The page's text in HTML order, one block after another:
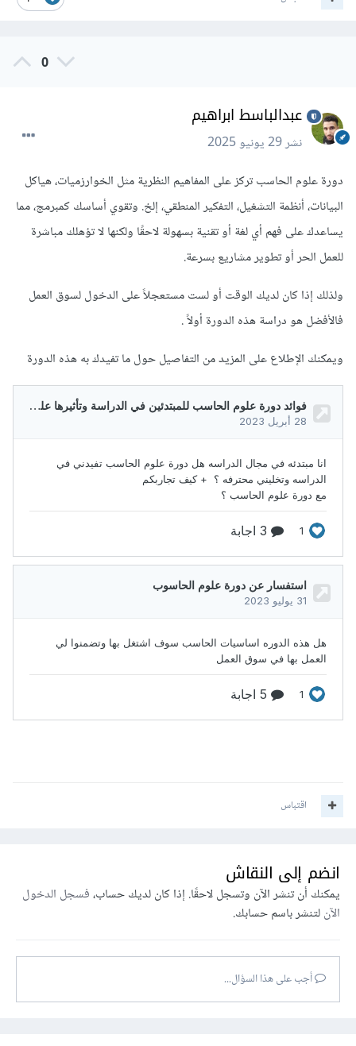
0
عبدالباسط ابراهيم
نشر29 يونيو 2025
دورة علوم الحاسب تركز على المفاهيم النظرية مثل الخوارزميات، هياكل
البيانات، أنظمة التشغيل، التفكير المنطقي، إلخ. وتقوي أساسك كمبرمج، مما
يساعدك على فهم أي لغة أو تقنية بسهولة لاحقًا ولكنها لا تؤهلك مباشرة
للعمل الحر أو تطوير مشاريع بسرعة.
ولذلك إذا كان لديك الوقت أو لست مستعجلاً على الدخول لسوق العمل
فالأفضل هو دراسة هذه الدورة أولاً .
ويمكنك الإطلاع على المزيد من التفاصيل حول ما تفيدك به هذه الدورة
اقتباس
انضم إلى النقاش
يمكنك أن تنشر الآن وتسجل لاحقًا. إذا كان لديك حساب،فسجل الدخول
الآنلتنشر باسم حسابك.
أجب على هذا السؤال...